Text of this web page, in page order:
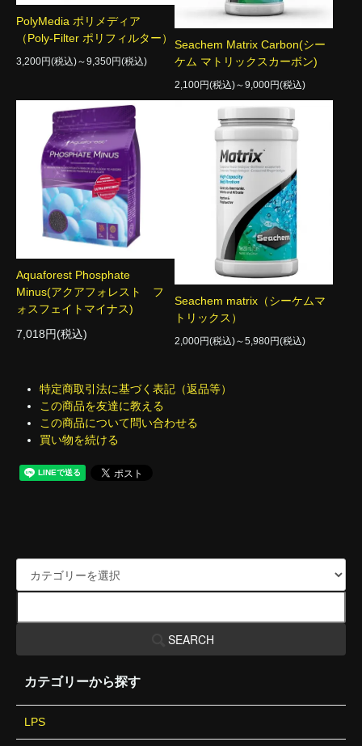
PolyMedia ポリメディア
（Poly-Filter ポリフィルター）
3,200円(税込)～9,350円(税込)
Seachem Matrix Carbon(シー
ケム マトリックスカーボン)
2,100円(税込)～9,000円(税込)
Aquaforest Phosphate
Minus(アクアフォレスト フ
ォスフェイトマイナス)
7,018円(税込)
Seachem matrix（シーケムマ
トリックス）
2,000円(税込)～5,980円(税込)
特定商取引法に基づく表記（返品等）
この商品を友達に教える
この商品について問い合わせる
買い物を続ける
SEARCH
カテゴリーから探す
LPS